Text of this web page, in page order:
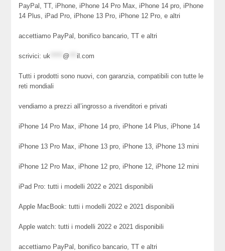
PayPal, TT, iPhone, iPhone 14 Pro Max, iPhone 14 pro, iPhone
14 Plus, iPad Pro, iPhone 13 Pro, iPhone 12 Pro, e altri
accettiamo PayPal, bonifico bancario, TT e altri
scrivici:uk @ il.com
Tutti i prodotti sono nuovi, con garanzia, compatibili con tutte le
reti mondiali
vendiamo a prezzi all’ingrosso a rivenditori e privati
iPhone 14 Pro Max, iPhone 14 pro, iPhone 14 Plus, iPhone 14
iPhone 13 Pro Max, iPhone 13 pro, iPhone 13, iPhone 13 mini
iPhone 12 Pro Max, iPhone 12 pro, iPhone 12, iPhone 12 mini
iPad Pro: tutti i modelli 2022 e 2021 disponibili
Apple MacBook: tutti i modelli 2022 e 2021 disponibili
Apple watch: tutti i modelli 2022 e 2021 disponibili
accettiamo PayPal, bonifico bancario, TT e altri